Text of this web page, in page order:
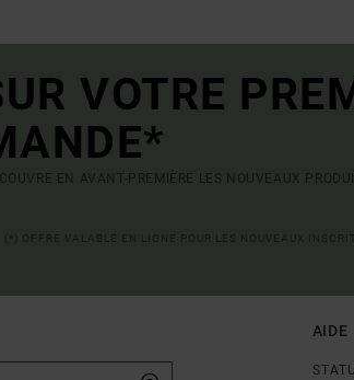
VOTRE
EN AVANT-PREMIÈRE LES NOUVEAUX
AIDE